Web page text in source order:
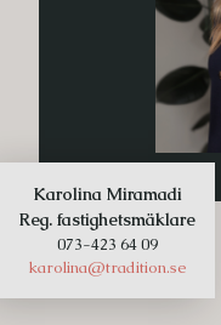
Karolina Miramadi
Reg. fastighetsmäklare
073-423 64 09
karolina@tradition.se